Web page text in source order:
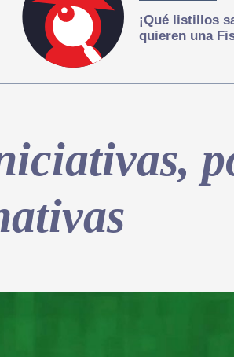
¡Qué listillos
quieren una